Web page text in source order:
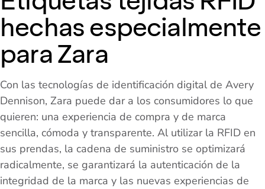
hechas especialmente
para Zara
Con las tecnologías de identificación digital de Avery
Dennison, Zara puede dar a los consumidores lo que
quieren: una experiencia de compra y de marca
sencilla, cómoda y transparente. Al utilizar la RFID en
sus prendas, la cadena de suministro se optimizará
radicalmente, se garantizará la autenticación de la
integridad de la marca y las nuevas experiencias de